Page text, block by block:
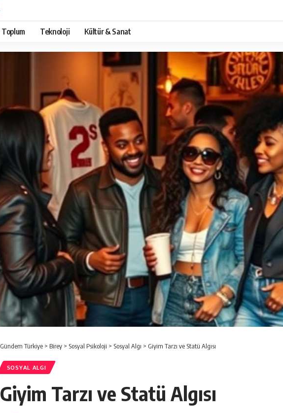
Toplum Teknoloji Kültür & Sanat
Gündem Türkiye > Birey > Sosyal Psikoloji > Sosyal Algı > Giyim Tarzı ve Statü Algısı
SOSYAL ALGI
Giyim Tarzı ve Statü Algısı